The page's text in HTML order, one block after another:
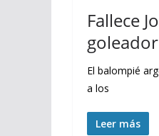
Fallece
El balompié
a los
Leer más